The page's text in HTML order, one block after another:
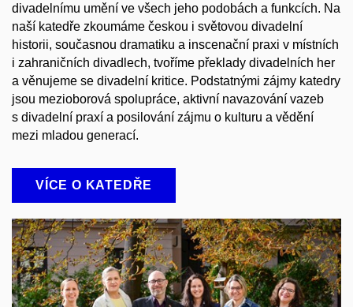
divadelnímu umění ve všech jeho podobách a funkcích. Na
naší katedře zkoumáme českou i světovou divadelní
historii, současnou dramatiku a inscenační praxi v místních
i zahraničních divadlech, tvoříme překlady divadelních her
a věnujeme se divadelní kritice. Podstatnými zájmy katedry
jsou mezioborová spolupráce, aktivní navazování vazeb
s divadelní praxí a posilování zájmu o kulturu a vědění
mezi mladou generací.
VÍCE O KATEDŘE